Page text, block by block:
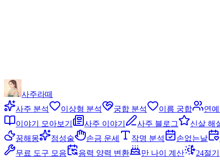
사주라떼
사주 분석
이상형 분석 궁합 분석 이름 궁합 연
이야기 모아보기
사주 이야기 사주 블로그 신살 해
꿈해몽
점성술 손금 운세 작명 분석 손없는날
무료 도구 모음
음력 양력 변환 만 나이 계산 24절기